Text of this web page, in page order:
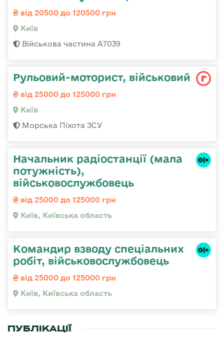
від 20500 до 120500 грн
Київ
Військова частина А7039
Рульовий-мотоpист, військовий
від 25000 до 125000 грн
Київ
Морська Піхота ЗСУ
Начальник pадіостанції (мала
потужність),
військовослужбовець
від 25000 до 125000 грн
Київ, Київська область
Командир взводу спеціальних
робіт, військовослужбовець
від 25000 до 125000 грн
Київ, Київська область
ПУБЛІКАЦІЇ